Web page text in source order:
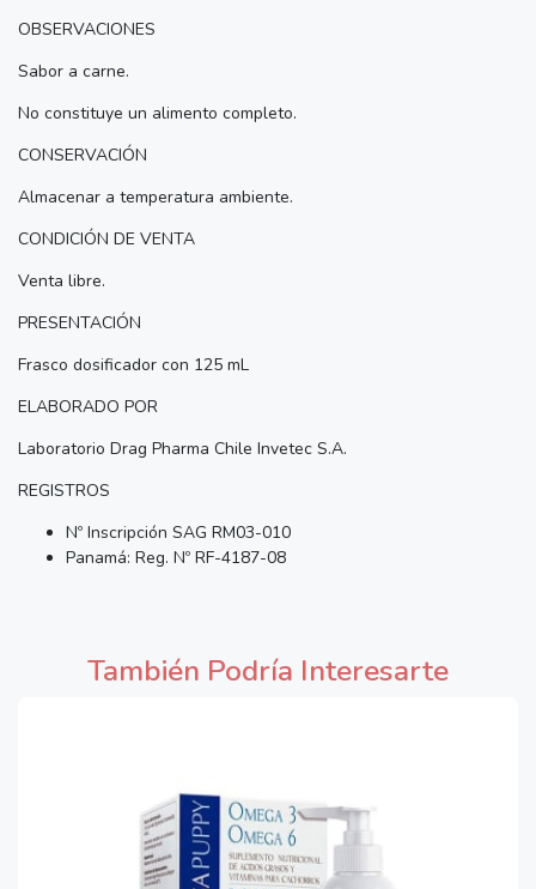
OBSERVACIONES
Sabor a carne.
No constituye un alimento completo.
CONSERVACIÓN
Almacenar a temperatura ambiente.
CONDICIÓN DE VENTA
Venta libre.
PRESENTACIÓN
Frasco dosificador con 125 mL
ELABORADO POR
Laboratorio Drag Pharma Chile Invetec S.A.
REGISTROS
Nº Inscripción SAG RM03-010
Panamá: Reg. Nº RF-4187-08
También Podría Interesarte